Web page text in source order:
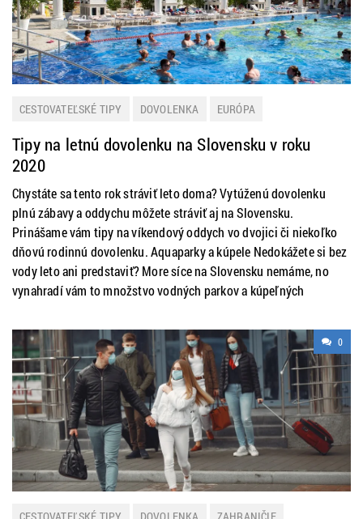
CESTOVATEĽSKÉ TIPY DOVOLENKA
EURÓPA
LETNÁ DOVOLENKA
SLOVENSKO
Tipy na letnú dovolenku na Slovensku v roku
2020
Chystáte sa tento rok stráviť leto doma? Vytúženú dovolenku
plnú zábavy a oddychu môžete stráviť aj na Slovensku.
Prinášame vám tipy na víkendový oddych vo dvojici či niekoľko
dňovú rodinnú dovolenku. Aquaparky a kúpele Nedokážete si bez
vody leto ani predstaviť? More síce na Slovensku nemáme, no
vynahradí vám to množstvo vodných parkov a kúpeľných
0